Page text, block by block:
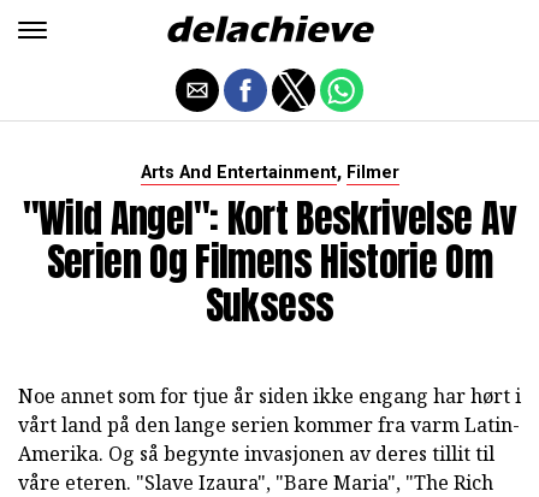
Arts And Entertainment, Filmer
"Wild Angel": Kort Beskrivelse Av
Serien Og Filmens Historie Om
Suksess
Noe annet som for tjue år siden ikke engang har hørt i
vårt land på den lange serien kommer fra varm Latin-
Amerika. Og så begynte invasjonen av deres tillit til
våre eteren. "Slave Izaura", "Bare Maria", "The Rich